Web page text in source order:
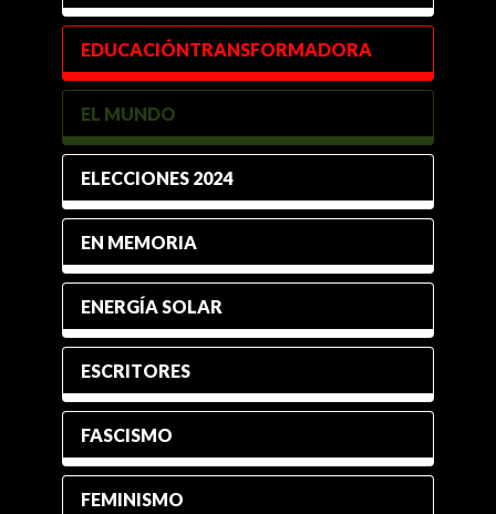
EDUCACIÓNTRANSFORMADORA
EL MUNDO
ELECCIONES 2024
EN MEMORIA
ENERGÍA SOLAR
ESCRITORES
FASCISMO
FEMINISMO